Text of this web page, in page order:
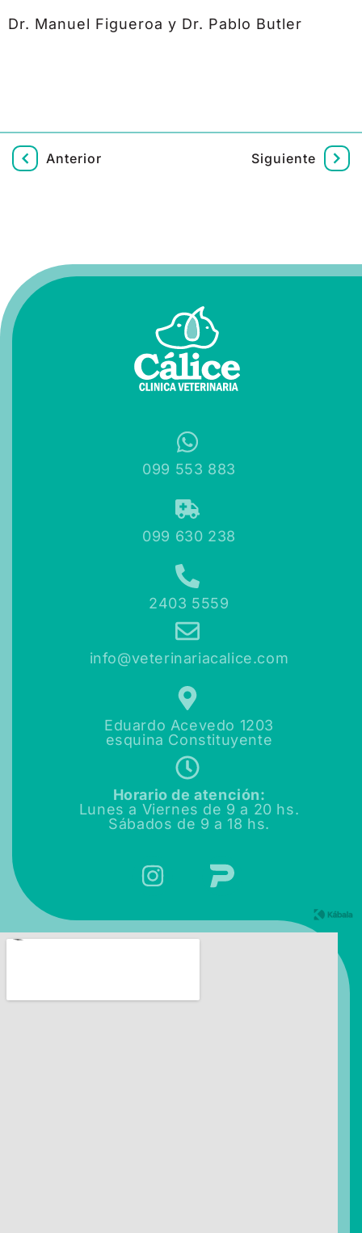
Dr. Manuel Figueroa y Dr. Pablo Butler
Anterior Siguiente
099 553 883
099 630 238
2403 5559
info@veterinariacalice.com
Eduardo Acevedo 1203
esquina Constituyente
Horario de atención:
Lunes a Viernes de 9 a 20 hs.
Sábados de 9 a 18 hs.